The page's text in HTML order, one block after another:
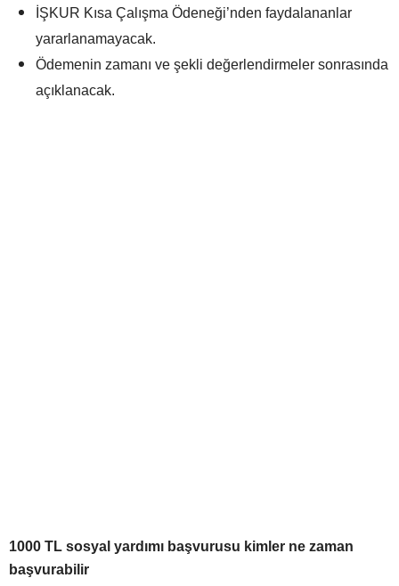
İŞKUR Kısa Çalışma Ödeneği’nden faydalananlar
yararlanamayacak.
Ödemenin zamanı ve şekli değerlendirmeler sonrasında
açıklanacak.
1000 TL sosyal yardımı başvurusu kimler ne zaman
başvurabilir